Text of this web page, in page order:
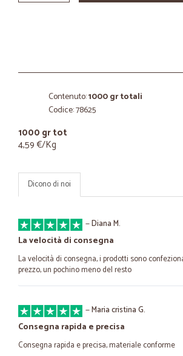
Contenuto:1000 gr totali
Codice: 78625
1000 gr tot
4,59 €/Kg
Dicono di noi
—Diana M.
La velocità di consegna
La velocità di consegna, i prodotti sono
prezzo, un pochino meno del resto
—Maria cristina G.
Consegna rapida e precisa
Consegna rapida e precisa, materiale conforme